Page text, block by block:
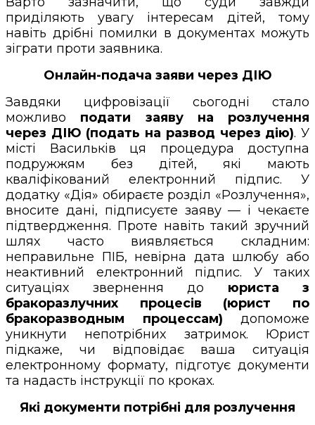
приділяють увагу інтересам дітей, тому
навіть дрібні помилки в документах можуть
зіграти проти заявника.
Онлайн-подача заяви через ДІЮ
Завдяки цифровізації сьогодні стало
можливо подати заяву на розлучення
через ДІЮ (подать на развод через дію). У
місті Васильків ця процедура доступна
подружжям без дітей, які мають
кваліфікований електронний підпис. У
додатку «Дія» обираєте розділ «Розлучення»,
вносите дані, підписуєте заяву — і чекаєте
підтвердження. Проте навіть такий зручний
шлях часто виявляється складним:
неправильне ПІБ, невірна дата шлюбу або
неактивний електронний підпис. У таких
ситуаціях звернення до юриста з
бракоразлучних процесів (юрист по
бракоразводным процессам) допоможе
уникнути непотрібних затримок. Юрист
підкаже, чи відповідає ваша ситуація
електронному формату, підготує документи
та надасть інструкції по кроках.
Які документи потрібні для розлучення